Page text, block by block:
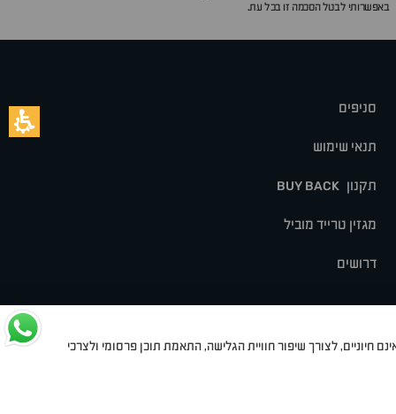
באפשרותי לבטל הסכמה זו בכל עת.
סניפים
תנאי שימוש
תקנון BUY BACK
מגזין טרייד מוביל
דרושים
חיוניים, לצורך שיפור חוויית הגלישה, התאמת תוכן פרסומי ולצרכי